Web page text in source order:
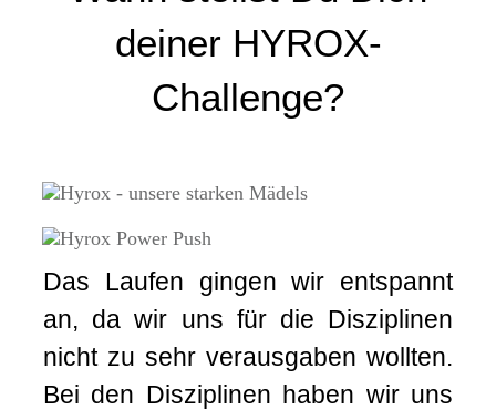
deiner HYROX-
Challenge?
Das Laufen gingen wir entspannt
an, da wir uns für die Disziplinen
nicht zu sehr verausgaben wollten.
Bei den Disziplinen haben wir uns